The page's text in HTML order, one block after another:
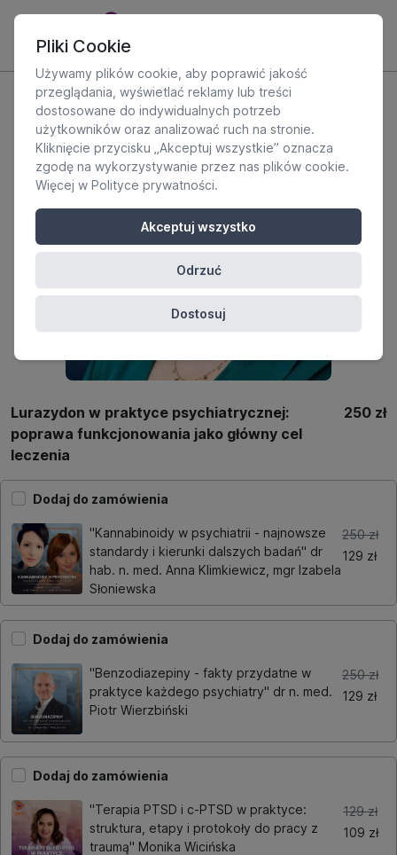
Lurazydon w praktyce psychiatrycznej:
poprawa funkcjonowania jako główny cel
leczenia
250 zł
Dodaj do zamówienia
"Kannabinoidy w psychiatrii - najnowsze
standardy i kierunki dalszych badań" dr
hab. n. med. Anna Klimkiewicz, mgr Izabela
Słoniewska
250 zł
129 zł
Dodaj do zamówienia
"Benzodiazepiny - fakty przydatne w
praktyce każdego psychiatry" dr n. med.
Piotr Wierzbiński
250 zł
129 zł
Dodaj do zamówienia
"Terapia PTSD i c-PTSD w praktyce:
struktura, etapy i protokoły do pracy z
traumą" Monika Wicińska
129 zł
109 zł
Pliki Cookie
Używamy plików cookie, aby poprawić jakość
przeglądania, wyświetlać reklamy lub treści
dostosowane do indywidualnych potrzeb
użytkowników oraz analizować ruch na stronie.
Kliknięcie przycisku „Akceptuj wszystkie” oznacza
zgodę na wykorzystywanie przez nas plików cookie.
Więcej w Polityce prywatności.
Akceptuj wszystko
Odrzuć
Dostosuj